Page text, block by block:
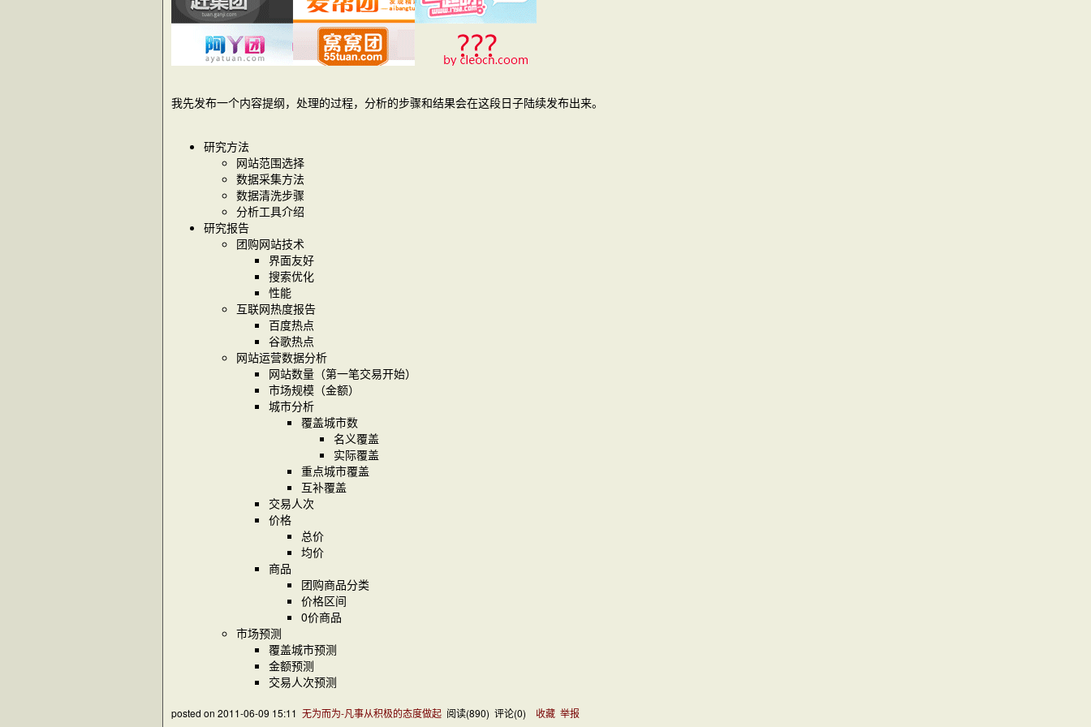
我先发布一个内容提纲，处理的过程，分析的步骤和结果会在这段日子陆续发布出来。
研究方法
网站范围选择
数据采集方法
数据清洗步骤
分析工具介绍
研究报告
团购网站技术
界面友好
搜索优化
性能
互联网热度报告
百度热点
谷歌热点
网站运营数据分析
网站数量（第一笔交易开始）
市场规模（金额）
城市分析
覆盖城市数
名义覆盖
实际覆盖
重点城市覆盖
互补覆盖
交易人次
价格
总价
均价
商品
团购商品分类
价格区间
0价商品
市场预测
覆盖城市预测
金额预测
交易人次预测
posted on 2011-06-09 15:11 无为而为-凡事从积极的态度做起 阅读(890) 评论(0) 收藏 举报